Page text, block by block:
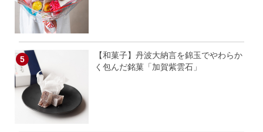
【和菓子】丹波大納言を錦玉でやわらか
く包んだ銘菓「加賀紫雲石」